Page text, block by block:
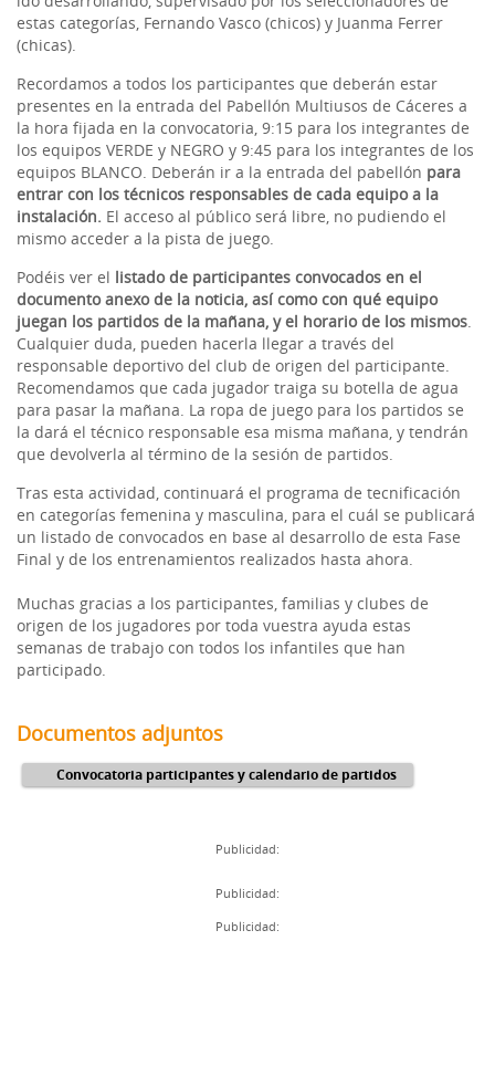
estas categorías, Fernando Vasco (chicos) y Juanma Ferrer
(chicas).
Recordamos a todos los participantes que deberán estar
presentes en la entrada del Pabellón Multiusos de Cáceres a
la hora fijada en la convocatoria, 9:15 para los integrantes de
los equipos VERDE y NEGRO y 9:45 para los integrantes de los
equipos BLANCO. Deberán ir a la entrada del pabellón para
entrar con los técnicos responsables de cada equipo a la
instalación. El acceso al público será libre, no pudiendo el
mismo acceder a la pista de juego.
Podéis ver el listado de participantes convocados en el
documento anexo de la noticia, así como con qué equipo
juegan los partidos de la mañana, y el horario de los mismos.
Cualquier duda, pueden hacerla llegar a través del
responsable deportivo del club de origen del participante.
Recomendamos que cada jugador traiga su botella de agua
para pasar la mañana. La ropa de juego para los partidos se
la dará el técnico responsable esa misma mañana, y tendrán
que devolverla al término de la sesión de partidos.
Tras esta actividad, continuará el programa de tecnificación
en categorías femenina y masculina, para el cuál se publicará
un listado de convocados en base al desarrollo de esta Fase
Final y de los entrenamientos realizados hasta ahora.
Muchas gracias a los participantes, familias y clubes de
origen de los jugadores por toda vuestra ayuda estas
semanas de trabajo con todos los infantiles que han
participado.
Documentos adjuntos
Convocatoria participantes y calendario de partidos
Publicidad:
Publicidad:
Publicidad: